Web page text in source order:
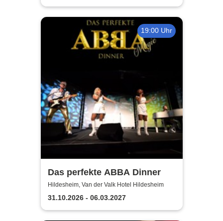
19:00 Uhr
Das perfekte ABBA Dinner
Hildesheim, Van der Valk Hotel Hildesheim
31.10.2026 - 06.03.2027